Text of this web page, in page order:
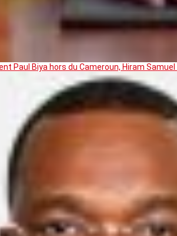
Paul Biya hors du Cameroun, Hiram